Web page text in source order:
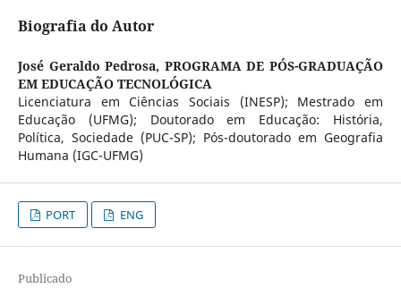
Biografia do Autor
José Geraldo Pedrosa, PROGRAMA DE PÓS-GRADUAÇÃO
EM EDUCAÇÃO TECNOLÓGICA
Licenciatura em Ciências Sociais (INESP); Mestrado em
Educação (UFMG); Doutorado em Educação: História,
Política, Sociedade (PUC-SP); Pós-doutorado em Geografia
Humana (IGC-UFMG)
PORT ENG
Publicado